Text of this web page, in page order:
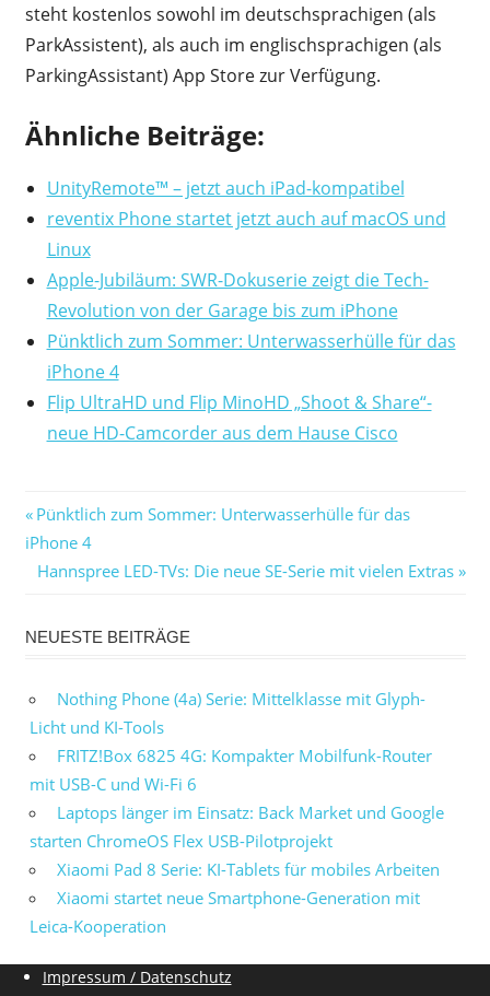
steht kostenlos sowohl im deutschsprachigen (als
ParkAssistent), als auch im englischsprachigen (als
ParkingAssistant) App Store zur Verfügung.
Ähnliche Beiträge:
UnityRemote™ – jetzt auch iPad-kompatibel
reventix Phone startet jetzt auch auf macOS und
Linux
Apple-Jubiläum: SWR-Dokuserie zeigt die Tech-
Revolution von der Garage bis zum iPhone
Pünktlich zum Sommer: Unterwasserhülle für das
iPhone 4
Flip UltraHD und Flip MinoHD „Shoot & Share“-
neue HD-Camcorder aus dem Hause Cisco
Beitragsnavigation
Vorheriger
Beitrag:
Pünktlich zum Sommer: Unterwasserhülle für das
iPhone 4
Nächster
Hannspree LED-TVs: Die neue SE-Serie mit vielen Extras
NEUESTE BEITRÄGE
Nothing Phone (4a) Serie: Mittelklasse mit Glyph-
Licht und KI-Tools
FRITZ!Box 6825 4G: Kompakter Mobilfunk-Router
mit USB-C und Wi-Fi 6
Laptops länger im Einsatz: Back Market und Google
starten ChromeOS Flex USB-Pilotprojekt
Xiaomi Pad 8 Serie: KI-Tablets für mobiles Arbeiten
Xiaomi startet neue Smartphone-Generation mit
Leica-Kooperation
Impressum / Datenschutz